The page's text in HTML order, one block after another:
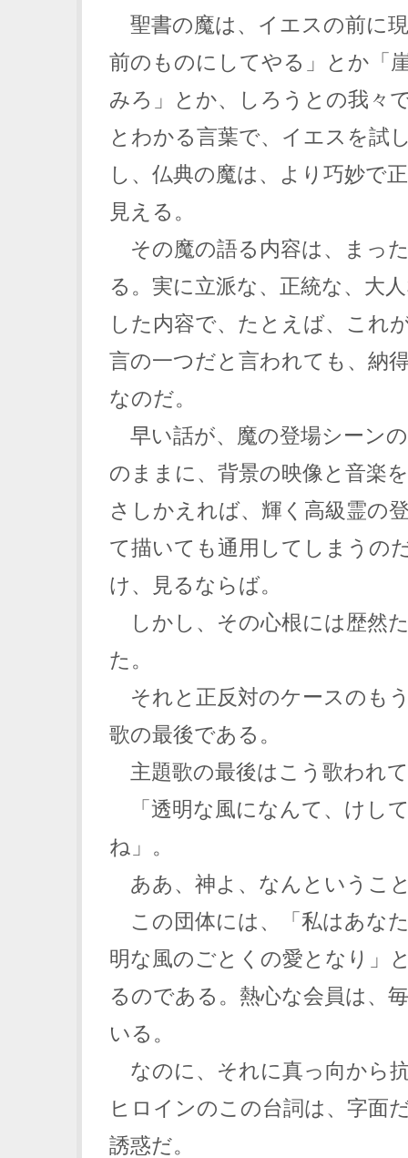
聖書の魔は、イエスの前に
前のものにしてやる」とか「
みろ」とか、しろうとの我々
とわかる言葉で、イエスを試
し、仏典の魔は、より巧妙で
見える。
その魔の語る内容は、まっ
る。実に立派な、正統な、大
した内容で、たとえば、これ
言の一つだと言われても、納
なのだ。
早い話が、魔の登場シーン
のままに、背景の映像と音楽
さしかえれば、輝く高級霊の
て描いても通用してしまうの
け、見るならば。
しかし、その心根には歴然
た。
それと正反対のケースのも
歌の最後である。
主題歌の最後はこう歌われ
「透明な風になんて、けし
ね」。
ああ、神よ、なんというこ
この団体には、「私はあな
明な風のごとくの愛となり」
るのである。熱心な会員は、
いる。
なのに、それに真っ向から
ヒロインのこの台詞は、字面
誘惑だ。